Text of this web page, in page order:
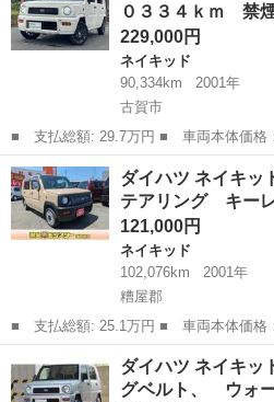
０３３４ｋｍ 禁
229,000円
ネイキッド
90,334km
2001年
古賀市
■ 支払総額: 29.7万円 ■ 車両本体価格： 229,000 円 ■ メーカー
名： ダイハツ ■ 車種名： ネイキ
オーナー買取車９０３３４ｋｍ 禁煙
ィーラー記録...
福岡 古賀市 ネイキッド
ダイハツ ネイキ
テアリング キー
121,000円
ネイキッド
102,076km
2001年
糟屋郡
■ 支払総額: 25.1万円 ■ 車両本体価格： 121,000 円 ■ メーカー
名： ダイハツ ■ 車種名： ネイキ
セット パワーステアリング キーレ
アバッグ エ...
ネイキッド
ダイハツ ネイキ
グベルト、 ウォ